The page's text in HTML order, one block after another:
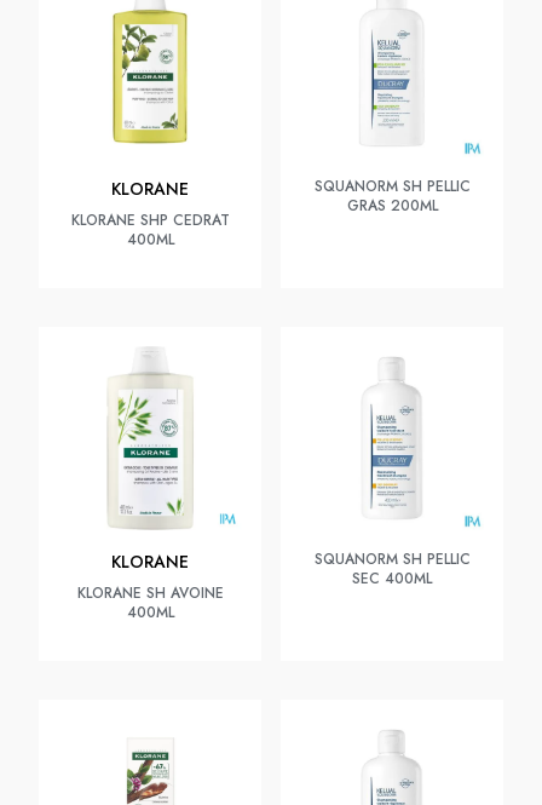
KLORANE
KLORANE SHP CEDRAT
400ML
SQUANORM SH PELLIC
GRAS 200ML
KLORANE
KLORANE SH AVOINE
400ML
SQUANORM SH PELLIC
SEC 400ML